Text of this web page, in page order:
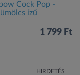
Cock Pop -
ízű
1 799 Ft
HIRDETÉS